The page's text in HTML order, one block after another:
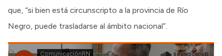
que, “si bien está circunscripto a la provincia de Río
Negro, puede trasladarse al ámbito nacional”.